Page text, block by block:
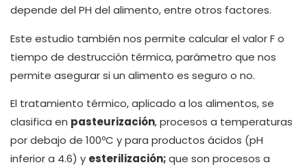
depende del PH del alimento, entre otros factores.
Este estudio también nos permite calcular el valor F o
tiempo de destrucción térmica, parámetro que nos
permite asegurar si un alimento es seguro o no.
El tratamiento térmico, aplicado a los alimentos, se
clasifica en pasteurización, procesos a temperaturas
por debajo de 100ºC y para productos ácidos (pH
inferior a 4.6) y esterilización;que son procesos a